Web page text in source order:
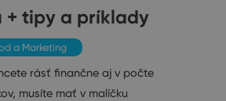
+ tipy a príklady
a Marketing
rásť finančne aj v počte
musíte mať v malíčku